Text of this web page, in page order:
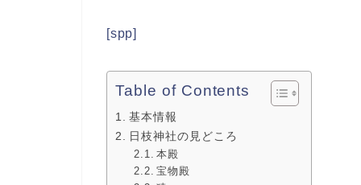
[spp]
Table of Contents
基本情報
日枝神社の見どころ
本殿
宝物殿